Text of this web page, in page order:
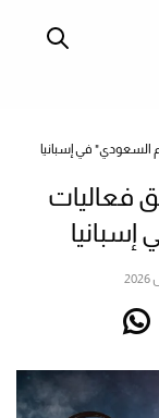
السعودي" في إسبانيا
فعاليات
إسبانيا